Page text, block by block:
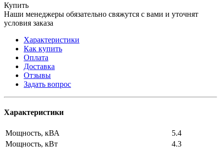
Купить
Наши менеджеры обязательно свяжутся с вами и уточнят
условия заказа
Характеристики
Как купить
Оплата
Доставка
Отзывы
Задать вопрос
Характеристики
Мощность, кВА
5.4
Мощность, кВт
4.3